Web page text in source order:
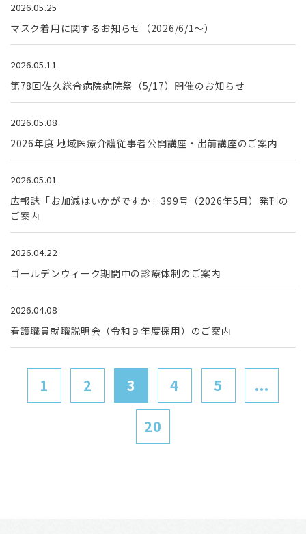
2026.05.25
マスク着用に関するお知らせ（2026/6/1～）
2026.05.11
第78回佐久総合病院病院祭（5/17）開催のお知らせ
2026.05.08
2026年度 地域医療介護従事者公開講座・出前講座のご案内
2026.05.01
広報誌「お加減はいかがですか」399号（2026年5月）発刊の
ご案内
2026.04.22
ゴールデンウィーク期間中の診療体制のご案内
2026.04.08
看護職員就職説明会（令和９年度採用）のご案内
1 2 3 4 5 ...
20